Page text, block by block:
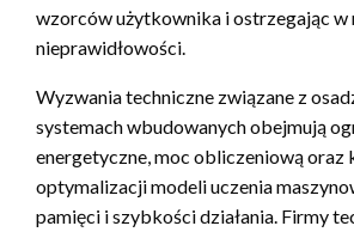
wzorców użytkownika i ostrzegając w
nieprawidłowości.
Wyzwania techniczne związane z
systemach wbudowanych obejmują
energetyczne, moc obliczeniową oraz
optymalizacji modeli uczenia
pamięci i szybkości działania. Firmy